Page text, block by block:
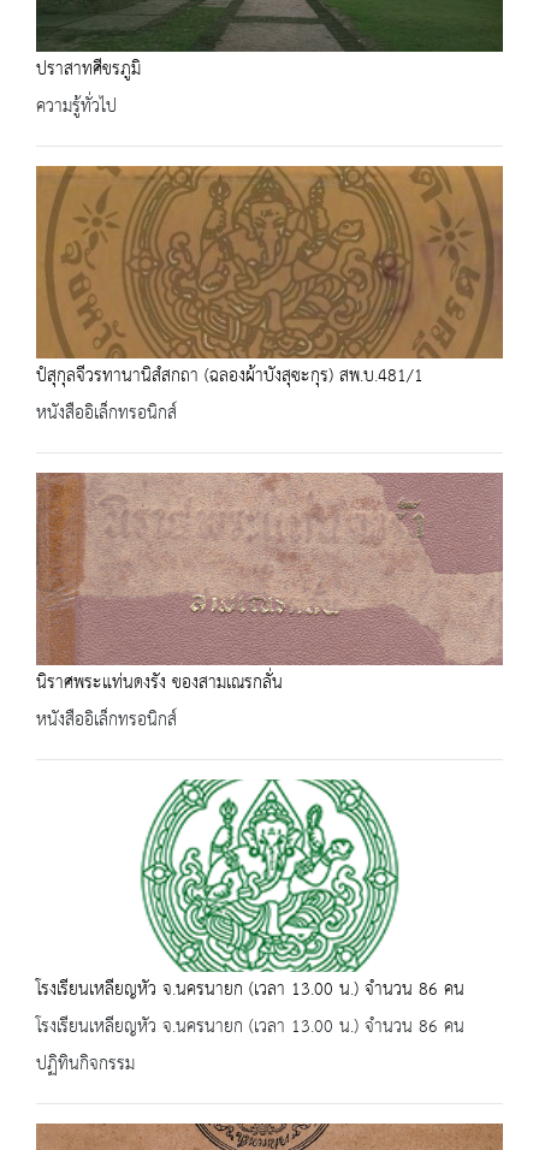
ปราสาทศีขรภูมิ
ความรู้ทั่วไป
ปํสุกุลจีวรทานานิสํสกถา (ฉลองผ้าบังสุซะกุร) สพ.บ.481/1
หนังสืออิเล็กทรอนิกส์
นิราศพระแท่นดงรัง ของสามเณรกลั่น
หนังสืออิเล็กทรอนิกส์
โรงเรียนเหลียญหัว จ.นครนายก (เวลา 13.00 น.) จำนวน 86 คน
โรงเรียนเหลียญหัว จ.นครนายก (เวลา 13.00 น.) จำนวน 86 คน
ปฏิทินกิจกรรม